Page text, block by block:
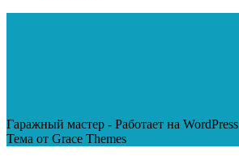
Гаражный мастер - Работает на WordPress
Тема от Grace Themes